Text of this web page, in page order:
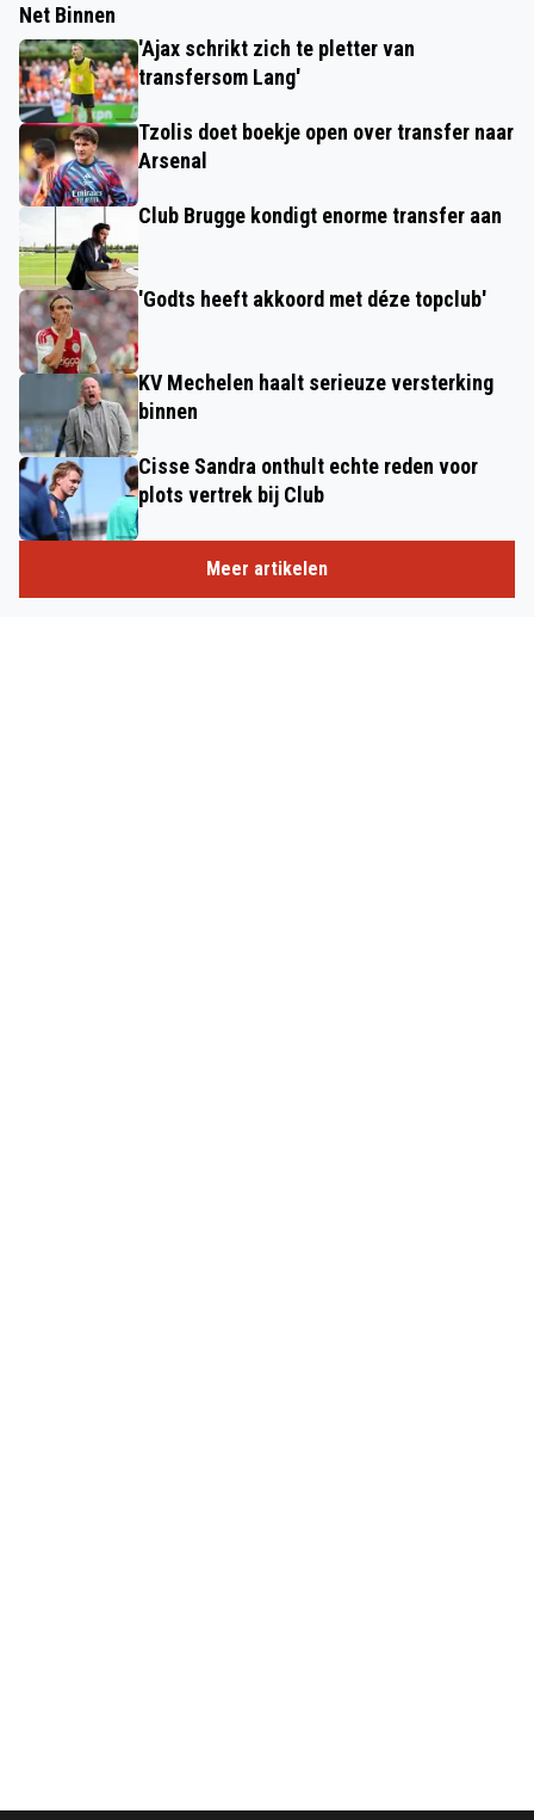
Net Binnen
'Ajax schrikt zich te pletter van
transfersom Lang'
Tzolis doet boekje open over transfer naar
Arsenal
Club Brugge kondigt enorme transfer aan
'Godts heeft akkoord met déze topclub'
KV Mechelen haalt serieuze versterking
binnen
Cisse Sandra onthult echte reden voor
plots vertrek bij Club
Meer artikelen